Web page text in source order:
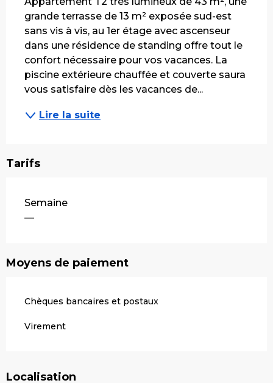
grande terrasse de 13 m² exposée sud-est
sans vis à vis, au 1er étage avec ascenseur
dans une résidence de standing offre tout le
confort nécessaire pour vos vacances. La
piscine extérieure chauffée et couverte saura
vous satisfaire dès les vacances de...
Lire la suite
Tarifs
Tarifs 2026
Semaine
—
Moyens de paiement
Chèques bancaires et postaux
Virement
Localisation